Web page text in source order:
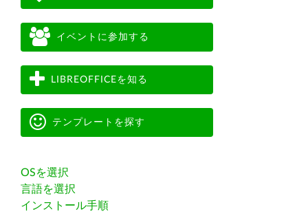
イベントに参加する
LIBREOFFICEを知る
テンプレートを探す
OSを選択
言語を選択
インストール手順